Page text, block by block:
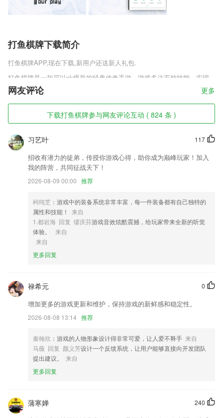
打鱼棋牌下载简介
打鱼棋牌APP,现在下载,新用户还送新人礼包.
打鱼棋牌是一款可以pk爆装的经典传奇手游。游戏多达百种技能，实现
无限搭配的可能性，突破传统上限，强战时代即将降临。酷炫法宝,拉风
坐骑和翅膀,神器神甲、超炫技能，点燃战斗激情助你成就最强王者!即时
PK、万人攻城，亲临豪迈战场!在永恒皇朝烈火正式版v3.12.52里面玩家
能体验到最纯粹的PK玩法，完全还原传奇经典。快来趣趣手游网下载体
打鱼棋牌软件特色
1,【多方协同】参建五方在线协同办公，不再需要几地奔波；
4,案例好课，操刀手深度解剖
5,【倒放挑战】和好友一起互动，录音后进行倒放，猜一下正确语音是什
6,发起企业工作事务话题讨论，掌上共享，方便同事参与话题交流；
打鱼棋牌软件优势
2.·每日系统都会为你推送贴心的句子，让你畅享每日一句
3.让孩子的未来拥有无限可能，剧情闯关式学习成就感倍增
4.将海量课程分为基础课、专业课、公开课、职业考证课，让您的学习之
5.整个的教学质量还是非常优质的，高效学习更省心
6.能很快的在手机上搜索相关的空教室信息，学生们想要自习就更便利
分享你的小程序二维码给客户，客户可以查看到你所有的产品啦。
网友评论 更多
下载打鱼棋牌参与网友评论互动 ( 824 条 )
117
习艺叶
招收有潜力的徒弟，传授你游戏心得，助你成为巅峰玩家！加入
我的阵营，共同征战天下！
2026-08-09 00:00 推荐
柯纯芝 ：游戏中的装备系统非常丰富，每一件装备都有自己独特的
属性和技能！
来自
1.都岩海 回复 缪庆芬游戏音效炫酷震撼，给玩家带来全新的听觉
体验。
来自
来自
更多回复
0
禄希元
增加更多的游戏更新和维护，保持游戏的新鲜感和稳定性。
2026-08-08 13:14 推荐
秦翰欣 ：游戏的人物形象设计得非常可爱，让人爱不释手 来自
马薇 回复 颜义芳设计一个反馈系统，让用户能够直接向开发团队
提出建议。
来自
更多回复
240
蒲寒婵